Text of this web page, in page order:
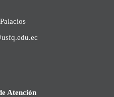
Atención